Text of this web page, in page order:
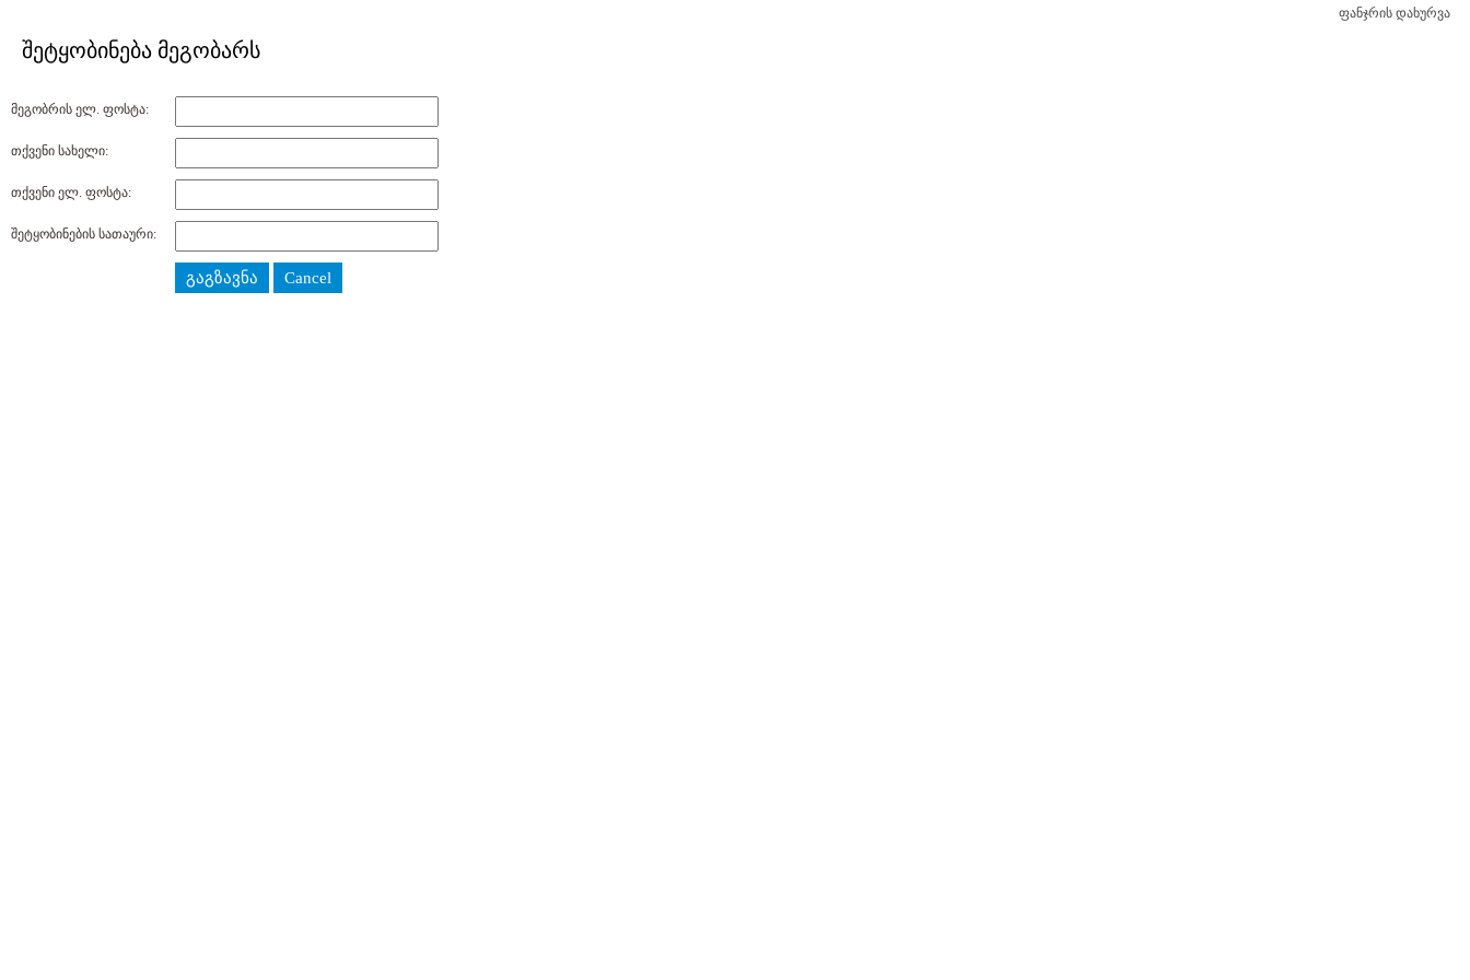
ფანჯრის დახურვა
შეტყობინება მეგობარს
მეგობრის ელ. ფოსტა:
თქვენი სახელი:
თქვენი ელ. ფოსტა:
შეტყობინების სათაური:
გაგზავნა Cancel